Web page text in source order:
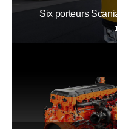
Six porteurs